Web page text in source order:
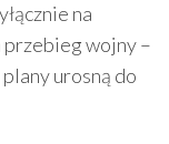
na
przebieg wojny –
urosną do